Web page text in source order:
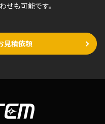
せも可能です。
見積依頼